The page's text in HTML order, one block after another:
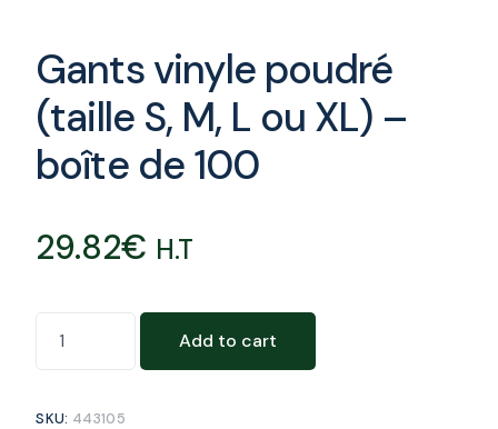
Gants vinyle poudré
(taille S, M, L ou XL) –
boîte de 100
29.82€ H.T
Add to cart
SKU: 443105